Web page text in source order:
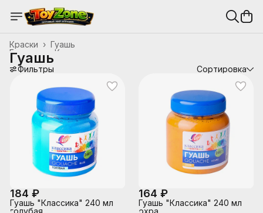
Гуашь
Краски ›
Канцтовары, школьные принадлежности
Главная
Гуашь
Фильтры Сортировка
184 ₽
Гуашь "Классика" 240 мл
голубая
164 ₽
Гуашь "Классика" 240 мл
охра